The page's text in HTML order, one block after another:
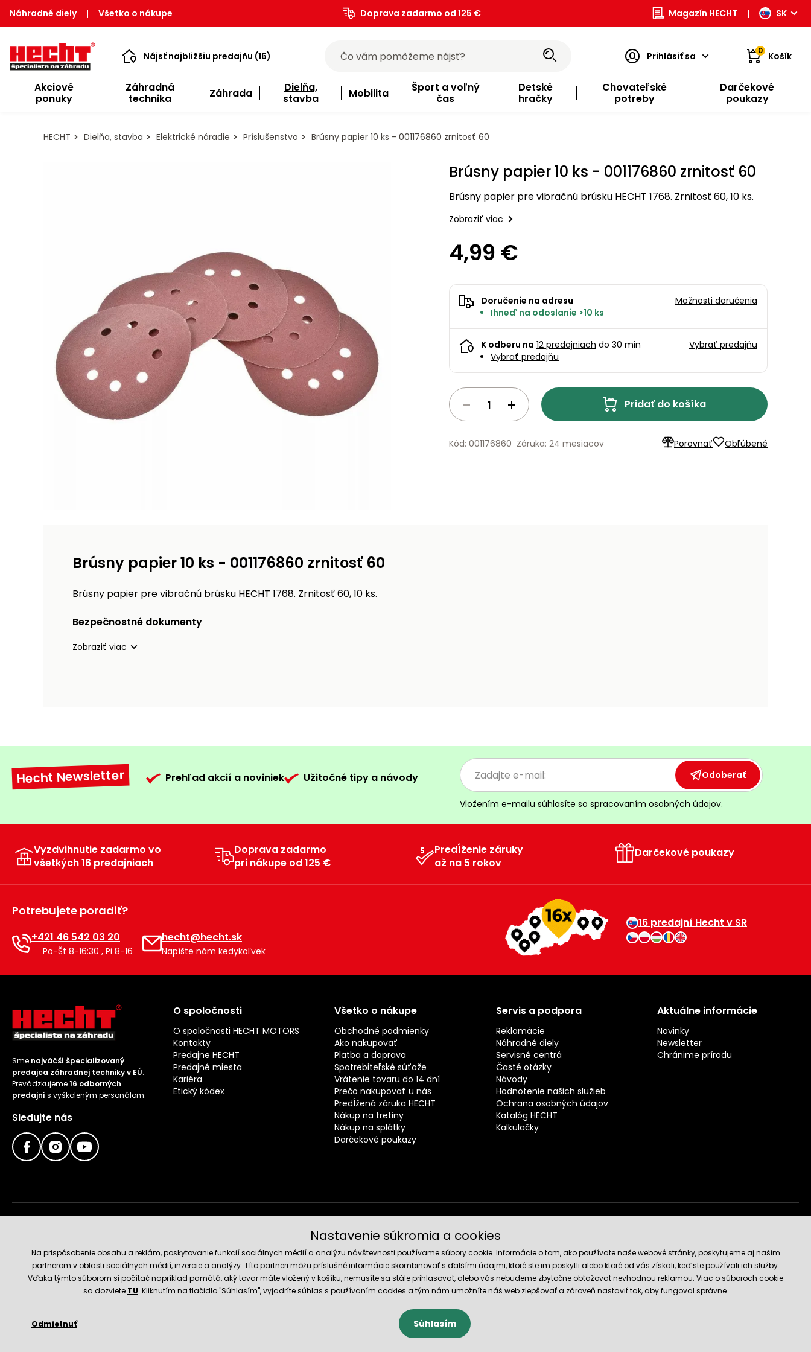
Náhradné diely | Všetko o nákupe Doprava zadarmo od 125 € Magazín HECHT | SK
Nájsť najbližšiu predajňu (16) Prihlásiť sa 0 Košík
Akciové
ponuky
Záhradná
technika
Záhrada
Dielňa,
stavba
Mobilita
Šport a voľný
čas
Detské
hračky
Chovateľské
potreby
Darčekové
poukazy
HECHT Dielňa, stavba Elektrické náradie Príslušenstvo Brúsny papier 10 ks - 001176860 zrnitosť 60
Brúsny papier 10 ks - 001176860 zrnitosť 60
Brúsny papier pre vibračnú brúsku HECHT 1768. Zrnitosť 60, 10 ks.
Zobraziť viac
4,99 €
Doručenie na adresu
Ihneď na odoslanie >10 ks
Možnosti doručenia
K odberu na 12 predajniach do 30 min
Vybrať predajňu
Vybrať predajňu
Pridať do košíka
Porovnať Obľúbené
Kód: 001176860 Záruka: 24 mesiacov
Brúsny papier 10 ks - 001176860 zrnitosť 60
Brúsny papier pre vibračnú brúsku HECHT 1768. Zrnitosť 60, 10 ks.
Bezpečnostné dokumenty
Zobraziť viac
Hecht Newsletter Prehľad akcií a noviniek Užitočné tipy a návody Odoberať
Vložením e-mailu súhlasíte so spracovaním osobných údajov.
Vyzdvihnutie zadarmo vo
všetkých 16 predajniach
Doprava zadarmo
pri nákupe od 125 €
Predĺženie záruky
až na 5 rokov
Darčekové poukazy
Potrebujete poradiť?
+421 46 542 03 20
Po-Št 8-16:30 , Pi 8-16
hecht@hecht.sk
Napíšte nám kedykoľvek
16 predajní Hecht v SR
Sme najväčší špecializovaný
predajca záhradnej techniky v EÚ.
Prevádzkujeme16 odborných
predajní s vyškoleným personálom.
Sledujte nás
O spoločnosti
O spoločnosti HECHT MOTORS
Kontakty
Predajne HECHT
Predajné miesta
Kariéra
Etický kódex
Všetko o nákupe
Obchodné podmienky
Ako nakupovať
Platba a doprava
Spotrebiteľské súťaže
Vrátenie tovaru do 14 dní
Prečo nakupovať u nás
Predĺžená záruka HECHT
Nákup na tretiny
Nákup na splátky
Darčekové poukazy
Servis a podpora
Reklamácie
Náhradné diely
Servisné centrá
Časté otázky
Návody
Hodnotenie našich služieb
Ochrana osobných údajov
Katalóg HECHT
Kalkulačky
Aktuálne informácie
Novinky
Newsletter
Chránime prírodu
Spoľahlivý obchod
Nastavenie súkromia a cookies
Na prispôsobenie obsahu a reklám, poskytovanie funkcií sociálnych médií a analýzu návštevnosti používame súbory cookie. Informácie o tom, ako používate naše webové stránky, poskytujeme aj našim
partnerom v oblasti sociálnych médií, inzercie a analýzy. Títo partneri môžu príslušné informácie skombinovať s ďalšími údajmi, ktoré ste im poskytli alebo ktoré od vás získali, keď ste používali ich služby.
Vďaka týmto súborom si počítač napríklad pamätá, aký tovar máte vložený v košíku, nemusíte sa stále prihlasovať, alebo vás nebudeme zbytočne obťažovať nevhodnou reklamou. Viac o súboroch cookie
sa dozviete TU. Kliknutím na tlačidlo "Súhlasím", vyjadríte súhlas s používaním cookies a tým nám umožníte náš web zlepšovať a zároveň nastaviť tak, aby fungoval správne.
Odmietnuť Súhlasím